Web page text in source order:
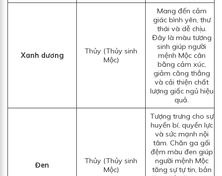
Xanh dương
Thủy (Thủy sinh
Mộc)
Mang đến cảm
giác bình yên, thư
thái và dễ chịu.
Đây là màu tương
sinh giúp người
mệnh Mộc cân
bằng cảm xúc,
giảm căng thẳng
và cải thiện chất
lượng giấc ngủ hiệu
quả.
Đen
Thủy (Thủy sinh
Mộc)
Tượng trưng cho sự
huyền bí, quyền lực
và sức mạnh nội
tâm. Chăn ga gối
đệm màu đen giúp
người mệnh Mộc
tăng sự tự tin, bản